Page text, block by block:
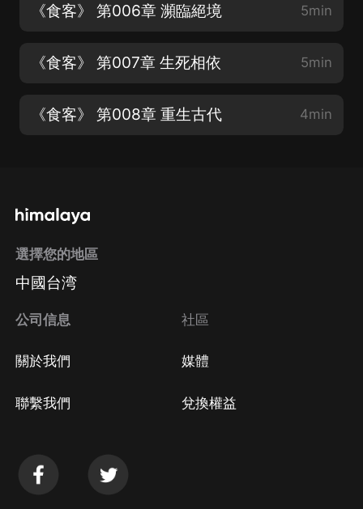
《食客》 第006章 瀕臨絕境 5min
《食客》 第007章 生死相依 5min
《食客》 第008章 重生古代 4min
選擇您的地區
中國台湾
公司信息
關於我們
聯繫我們
社區
媒體
兌換權益